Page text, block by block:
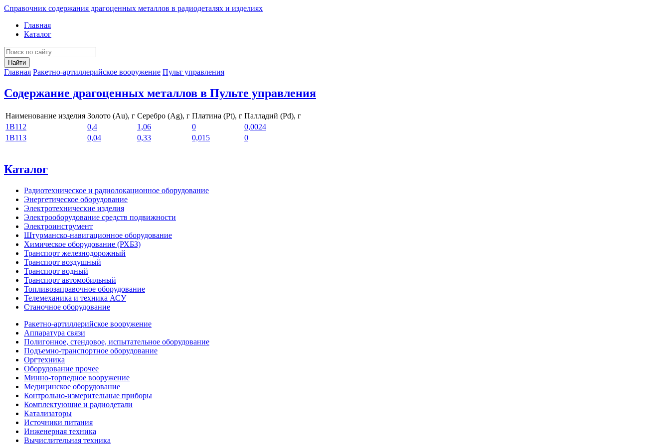
Справочник содержания драгоценных металлов в радиодеталях и изделиях
Главная
Каталог
Найти
Главная Ракетно-артиллерийское вооружение Пульт управления
Содержание драгоценных металлов в Пульте управления
Наименование изделия Золото (Au), г Серебро (Ag), г Платина (Pt), г Палладий (Pd), г
1В112
0,4 1,06 0
0,0024
1В113
0,04 0,33 0,015 0
Каталог
Радиотехническое и радиолокационное оборудование
Энергетическое оборудование
Электротехнические изделия
Электрооборудование средств подвижности
Электроинструмент
Штурманско-навигационное оборудование
Химическое оборудование (РХБЗ)
Транспорт железнодорожный
Транспорт воздушный
Транспорт водный
Транспорт автомобильный
Топливозаправочное оборудование
Телемеханика и техника АСУ
Станочное оборудование
Ракетно-артиллерийское вооружение
Аппаратура связи
Полигонное, стендовое, испытательное оборудование
Подъемно-транспортное оборудование
Оргтехника
Оборудование прочее
Минно-торпедное вооружение
Медицинское оборудование
Контрольно-измерительные приборы
Комплектующие и радиодетали
Катализаторы
Источники питания
Инженерная техника
Вычислительная техника